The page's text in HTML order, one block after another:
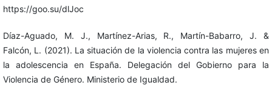
https://goo.su/dlJoc
Díaz-Aguado, M. J., Martínez-Arias, R., Martín-Babarro, J. &
Falcón, L. (2021). La situación de la violencia contra las mujeres en
la adolescencia en España. Delegación del Gobierno para la
Violencia de Género. Ministerio de Igualdad.